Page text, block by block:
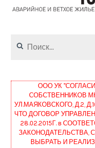
ООО УК
СОБСТВЕННИКОВ
УЛ.МАЯКОВСКОГО, Д.2,
ЧТО ДОГОВОР
28.02.2015Г. в
ЗАКОНОДАТЕЛЬСТВА,
ВЫБРАТЬ И